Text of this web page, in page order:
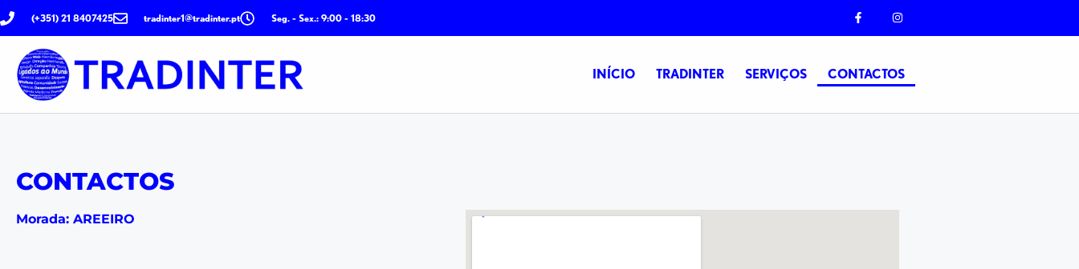
(+351) 21 8407425
tradinter1@tradinter.pt Seg. - Sex.: 9:00 - 18:30
INÍCIO TRADINTER SERVIÇOS CONTACTOS
CONTACTOS
Morada: AREEIRO